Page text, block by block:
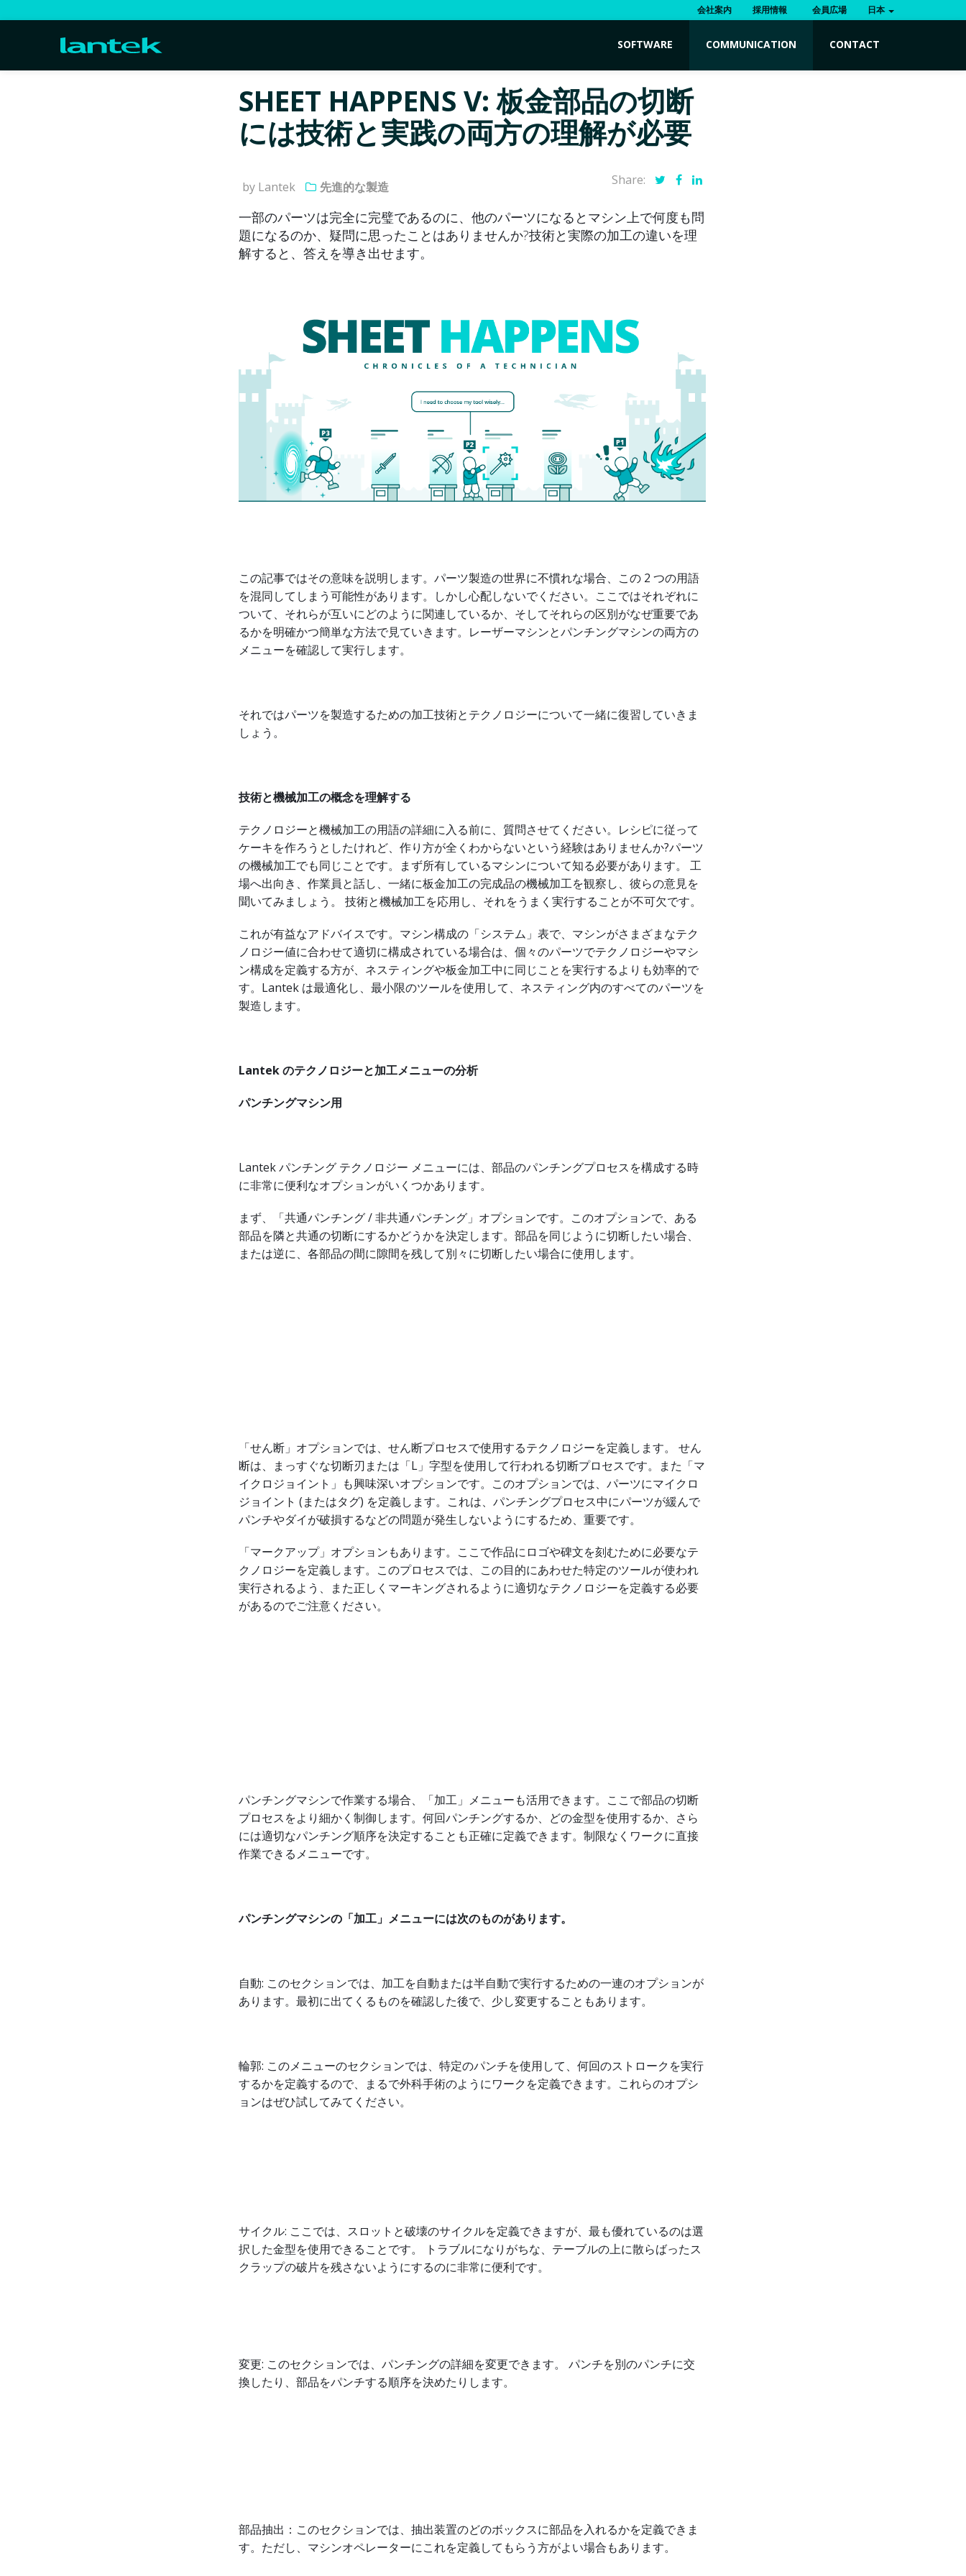
会社案内 採用情報 会員広場 日本
SOFTWARE COMMUNICATION CONTACT
SHEET HAPPENS V: 板金部品の切断
には技術と実践の両方の理解が必要
by Lantek 先進的な製造 Share:
一部のパーツは完全に完璧であるのに、他のパーツになるとマシン上で何度も問
題になるのか、疑問に思ったことはありませんか?技術と実際の加工の違いを理
解すると、答えを導き出せます。
この記事ではその意味を説明します。パーツ製造の世界に不慣れな場合、この 2 つの用語
を混同してしまう可能性があります。しかし心配しないでください。ここではそれぞれに
ついて、それらが互いにどのように関連しているか、そしてそれらの区別がなぜ重要であ
るかを明確かつ簡単な方法で見ていきます。レーザーマシンとパンチングマシンの両方の
メニューを確認して実行します。
それではパーツを製造するための加工技術とテクノロジーについて一緒に復習していきま
しょう。
技術と機械加工の概念を理解する
テクノロジーと機械加工の用語の詳細に入る前に、質問させてください。レシピに従って
ケーキを作ろうとしたけれど、作り方が全くわからないという経験はありませんか?パーツ
の機械加工でも同じことです。まず所有しているマシンについて知る必要があります。 工
場へ出向き、作業員と話し、一緒に板金加工の完成品の機械加工を観察し、彼らの意見を
聞いてみましょう。 技術と機械加工を応用し、それをうまく実行することが不可欠です。
これが有益なアドバイスです。マシン構成の「システム」表で、マシンがさまざまなテク
ノロジー値に合わせて適切に構成されている場合は、個々のパーツでテクノロジーやマシ
ン構成を定義する方が、ネスティングや板金加工中に同じことを実行するよりも効率的で
す。Lantek は最適化し、最小限のツールを使用して、ネスティング内のすべてのパーツを
製造します。
Lantek のテクノロジーと加工メニューの分析
パンチングマシン用
Lantek パンチング テクノロジー メニューには、部品のパンチングプロセスを構成する時
に非常に便利なオプションがいくつかあります。
まず、「共通パンチング / 非共通パンチング」オプションです。このオプションで、ある
部品を隣と共通の切断にするかどうかを決定します。部品を同じように切断したい場合、
または逆に、各部品の間に隙間を残して別々に切断したい場合に使用します。
「せん断」オプションでは、せん断プロセスで使用するテクノロジーを定義します。 せん
断は、まっすぐな切断刃または「L」字型を使用して行われる切断プロセスです。また「マ
イクロジョイント」も興味深いオプションです。このオプションでは、パーツにマイクロ
ジョイント (またはタグ) を定義します。これは、パンチングプロセス中にパーツが緩んで
パンチやダイが破損するなどの問題が発生しないようにするため、重要です。
「マークアップ」オプションもあります。ここで作品にロゴや碑文を刻むために必要なテ
クノロジーを定義します。このプロセスでは、この目的にあわせた特定のツールが使われ
実行されるよう、また正しくマーキングされるように適切なテクノロジーを定義する必要
があるのでご注意ください。
パンチングマシンで作業する場合、「加工」メニューも活用できます。ここで部品の切断
プロセスをより細かく制御します。何回パンチングするか、どの金型を使用するか、さら
には適切なパンチング順序を決定することも正確に定義できます。制限なくワークに直接
作業できるメニューです。
パンチングマシンの「加工」メニューには次のものがあります。
自動: このセクションでは、加工を自動または半自動で実行するための一連のオプションが
あります。最初に出てくるものを確認した後で、少し変更することもあります。
輪郭: このメニューのセクションでは、特定のパンチを使用して、何回のストロークを実行
するかを定義するので、まるで外科手術のようにワークを定義できます。これらのオプシ
ョンはぜひ試してみてください。
サイクル: ここでは、スロットと破壊のサイクルを定義できますが、最も優れているのは選
択した金型を使用できることです。 トラブルになりがちな、テーブルの上に散らばったス
クラップの破片を残さないようにするのに非常に便利です。
変更: このセクションでは、パンチングの詳細を変更できます。 パンチを別のパンチに交
換したり、部品をパンチする順序を決めたりします。
部品抽出：このセクションでは、抽出装置のどのボックスに部品を入れるかを定義できま
す。ただし、マシンオペレーターにこれを定義してもらう方がよい場合もあります。